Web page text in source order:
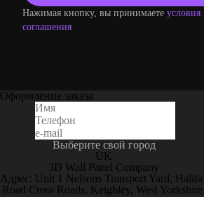
Нажимая кнопку, вы принимаете условия
соглашения
Оформление заказа
Выберите свой город
UK
3D Wall Panel Company
Адрес: Unit 1 Nelsons Transport Yard,
Road Cross Roads, Keighley, West Yorkshire,